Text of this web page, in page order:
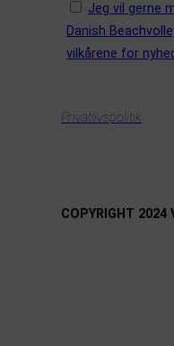
Jeg vil gerne
Danish
vilkårene for
Privatlivspolitik
COPYRIGHT 2024